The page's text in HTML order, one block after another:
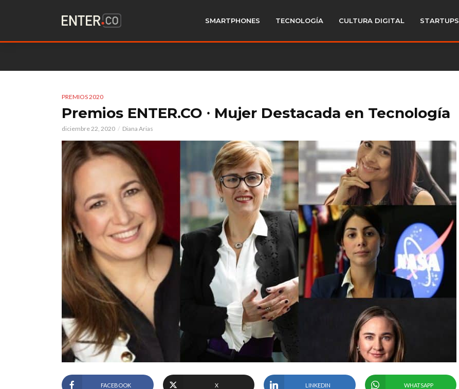
SMARTPHONES TECNOLOGÍA CULTURA DIGITAL STARTUPS
PREMIOS 2020
Premios ENTER.CO ∙ Mujer Destacada en Tecnología
diciembre 22, 2020 Diana Arias
FACEBOOK X LINKEDIN WHATSAPP